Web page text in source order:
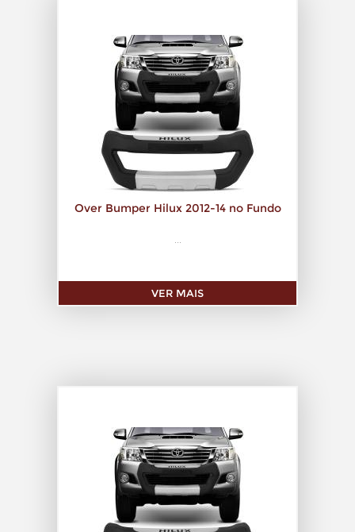
Over Bumper Hilux 2012-14 no Fundo
VER MAIS